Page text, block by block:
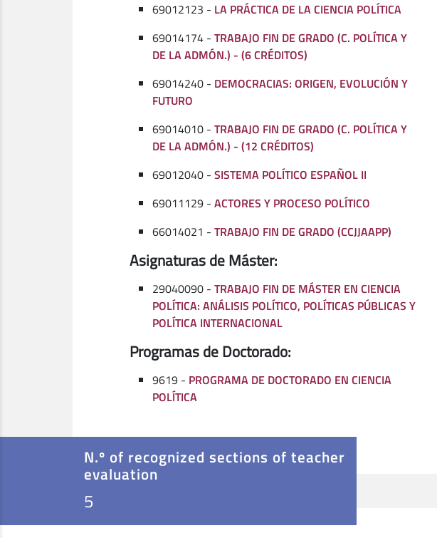
69012123 - LA PRÁCTICA DE LA CIENCIA POLÍTICA
69014174 - TRABAJO FIN DE GRADO (C. POLÍTICA Y
DE LA ADMÓN.) - (6 CRÉDITOS)
69014240 - DEMOCRACIAS: ORIGEN, EVOLUCIÓN Y
FUTURO
69014010 - TRABAJO FIN DE GRADO (C. POLÍTICA Y
DE LA ADMÓN.) - (12 CRÉDITOS)
69012040 - SISTEMA POLÍTICO ESPAÑOL II
69011129 - ACTORES Y PROCESO POLÍTICO
66014021 - TRABAJO FIN DE GRADO (CCJJAAPP)
Asignaturas de Máster:
29040090 - TRABAJO FIN DE MÁSTER EN CIENCIA
POLÍTICA: ANÁLISIS POLÍTICO, POLÍTICAS PÚBLICAS Y
POLÍTICA INTERNACIONAL
Programas de Doctorado:
9619 - PROGRAMA DE DOCTORADO EN CIENCIA
POLÍTICA
N.º of recognized sections of teacher
evaluation
5